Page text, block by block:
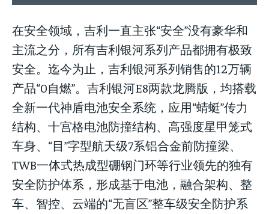
在安全领域，吉利一直主张“安全”没有豪华和
主流之分，所有吉利银河系列产品都拥有极致
安全。迄今为止，吉利银河系列销售的12万辆
产品“0自燃”。吉利银河E8两款龙腾版，均搭载
全新一代神盾电池安全系统，应用“蜻蜓”传力
结构、十宫格电池防撞结构、高强度星甲笼式
车身、“目”字型航天级7系铝合金前防撞梁、
TWB一体式热成型硼钢门环等行业领先的独有
安全防护体系，形成基于电池，融合架构、整
车、智控、云端的“无盲区”整车级安全防护系